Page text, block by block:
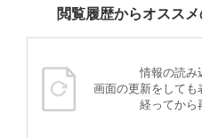
閲覧履歴からオスス
情報の読み
画面の更新をしても
経ってから